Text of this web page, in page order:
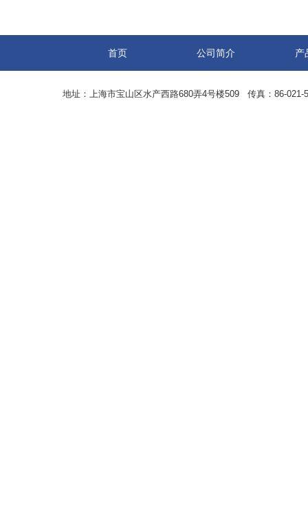
首页 公司简介 产
地址：上海市宝山区水产西路680弄4号楼509 传真：86-